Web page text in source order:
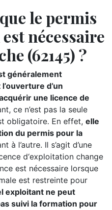
le permis
nécessaire
(62145) ?
généralement
d’un
une licence de
ce n’est pas la seule
obligatoire. En effet, elle
du permis pour la
à l’autre. Il s’agit d’une
d‘exploitation change
est nécessaire lorsque
est restreinte pour
exploitant ne peut
suivi la formation pour